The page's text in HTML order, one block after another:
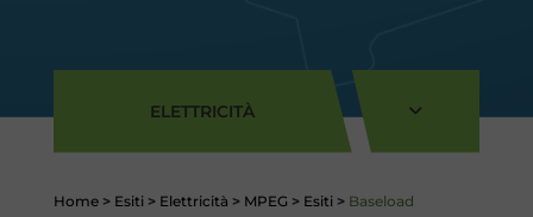
ELETTRICITÀ
Home > Esiti > Elettricità > MPEG > Esiti > Baseload